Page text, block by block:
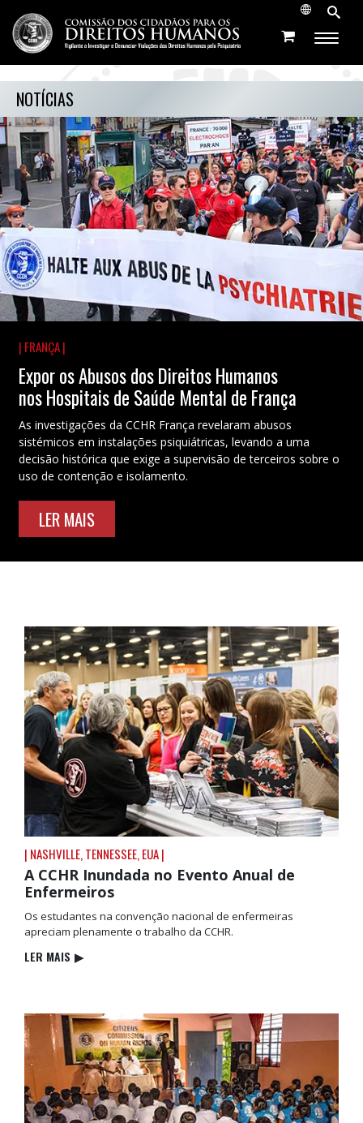
NOTÍCIAS
| FRANÇA |
Expor os Abusos dos Direitos Humanos
nos Hospitais de Saúde Mental de França
As investigações da CCHR França revelaram abusos
sistémicos em instalações psiquiátricas, levando a uma
decisão histórica que exige a supervisão de terceiros sobre o
uso de contenção e isolamento.
LER MAIS
| NASHVILLE, TENNESSEE, EUA |
A CCHR Inundada no Evento Anual de
Enfermeiros
Os estudantes na convenção nacional de enfermeiras
apreciam plenamente o trabalho da CCHR.
LER MAIS ▶